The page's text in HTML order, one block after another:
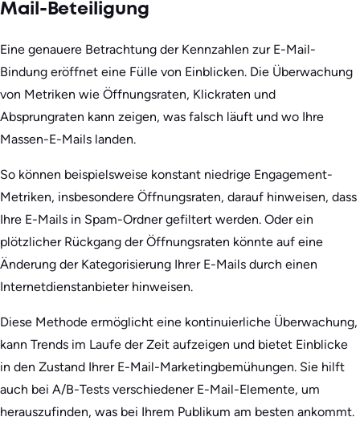
Mail-Beteiligung
Eine genauere Betrachtung der Kennzahlen zur E-Mail-
Bindung eröffnet eine Fülle von Einblicken. Die Überwachung
von Metriken wie Öffnungsraten, Klickraten und
Absprungraten kann zeigen, was falsch läuft und wo Ihre
Massen-E-Mails landen.
So können beispielsweise konstant niedrige Engagement-
Metriken, insbesondere Öffnungsraten, darauf hinweisen, dass
Ihre E-Mails in Spam-Ordner gefiltert werden. Oder ein
plötzlicher Rückgang der Öffnungsraten könnte auf eine
Änderung der Kategorisierung Ihrer E-Mails durch einen
Internetdienstanbieter hinweisen.
Diese Methode ermöglicht eine kontinuierliche Überwachung,
kann Trends im Laufe der Zeit aufzeigen und bietet Einblicke
in den Zustand Ihrer E-Mail-Marketingbemühungen. Sie hilft
auch bei A/B-Tests verschiedener E-Mail-Elemente, um
herauszufinden, was bei Ihrem Publikum am besten ankommt.